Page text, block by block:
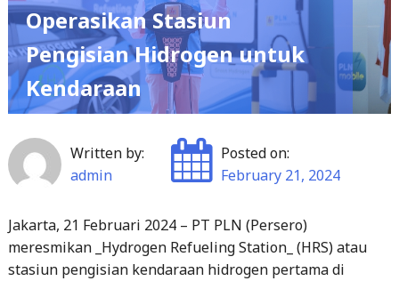
Operasikan Stasiun
Pengisian Hidrogen untuk
Kendaraan
Written by:
admin
Posted on:
February 21, 2024
Jakarta, 21 Februari 2024 – PT PLN (Persero)
meresmikan _Hydrogen Refueling Station_ (HRS) atau
stasiun pengisian kendaraan hidrogen pertama di